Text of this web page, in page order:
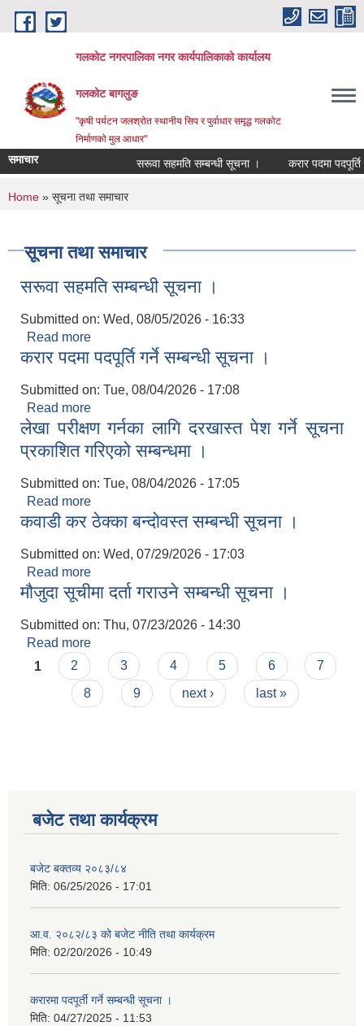
Skip to main content
गलकोट नगरपालिका नगर कार्यपालिकाको कार्यालय
गलकोट बागलुङ
"कृषी पर्यटन जलश्रोत स्थानीय सिप र पुर्वाधार समृद्ध गलकोट
निर्माणको मुल आधार"
समाचार सरूवा सहमति सम्बन्धी सूचना । करार पदमा पदपूर्ति
You are here
Home » सूचना तथा समाचार
सूचना तथा समाचार
सरूवा सहमति सम्बन्धी सूचना ।
Submitted on: Wed, 08/05/2026 - 16:33
Read more
करार पदमा पदपूर्ति गर्ने सम्बन्धी सूचना ।
Submitted on: Tue, 08/04/2026 - 17:08
Read more
लेखा परीक्षण गर्नका लागि दरखास्त पेश गर्ने सूचना
प्रकाशित गरिएको सम्बन्धमा ।
Submitted on: Tue, 08/04/2026 - 17:05
Read more
प्रकाशित गरिएको सम्बन्धमा ।
कवाडी कर ठेक्का बन्दोवस्त सम्बन्धी सूचना ।
Submitted on: Wed, 07/29/2026 - 17:03
Read more
मौजुदा सूचीमा दर्ता गराउने सम्बन्धी सूचना ।
Submitted on: Thu, 07/23/2026 - 14:30
Read more
Pages
1 2 3 4 5 6
7
8
9 next › last »
बजेट तथा कार्यक्रम
बजेट बक्तव्य २०८३/८४
मिति: 06/25/2026 - 17:01
आ.व. २०८२/८३ को बजेट नीति तथा कार्यक्रम
मिति: 02/20/2026 - 10:49
करारमा पदपूर्ती गर्ने सम्बन्धी सूचना ।
मिति: 04/27/2025 - 11:53